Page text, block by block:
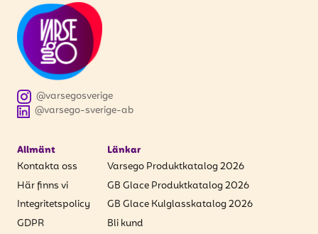
@varsego-sverige-ab
@varsegosverige
Allmänt
Kontakta oss
Här finns vi
Integritetspolicy
GDPR
Länkar
Varsego Produktkatalog 2026
GB Glace Produktkatalog 2026
GB Glace Kulglasskatalog 2026
Bli kund